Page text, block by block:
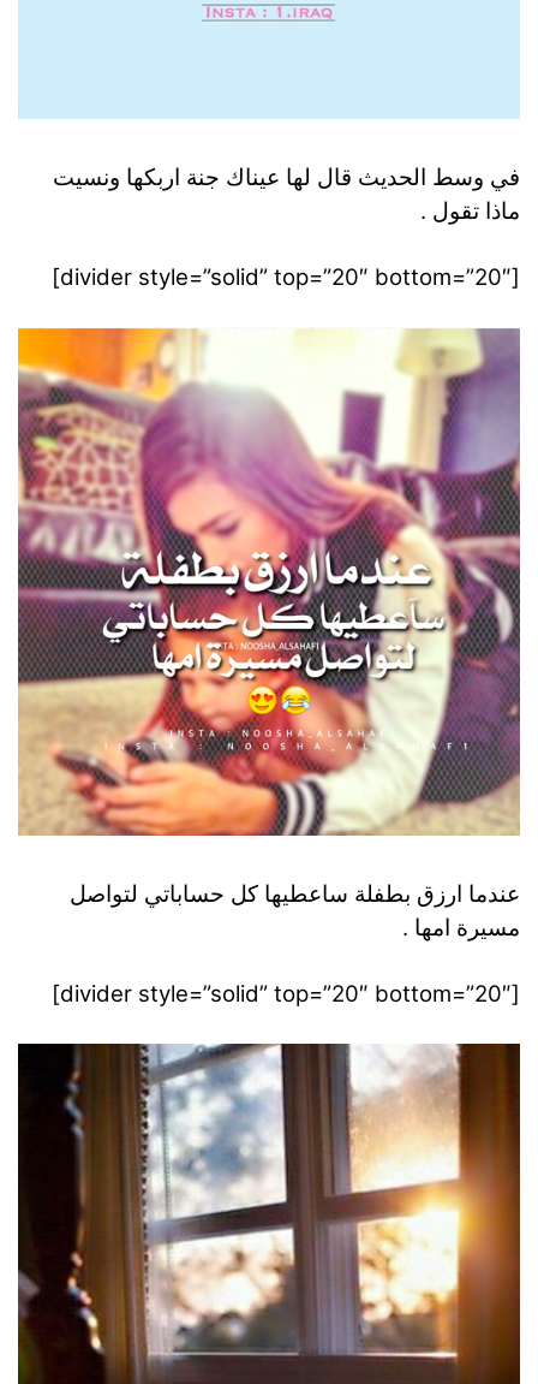
في وسط الحديث قال لها عيناك جنة اربكها ونسيت
ماذا تقول .
[divider style=”solid” top=”20″ bottom=”20″]
عندما ارزق بطفلة ساعطيها كل حساباتي لتواصل
مسيرة امها .
[divider style=”solid” top=”20″ bottom=”20″]